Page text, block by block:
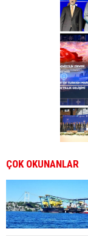
ÇOK OKUNANLAR